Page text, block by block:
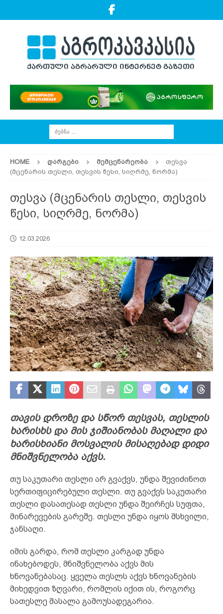
HOME ᲓᲐᲠᲒᲔᲑᲘ ᲛᲔᲛᲪᲔᲜᲐᲠᲔᲝᲑᲐ
თესვა
(მცენარის თესლი, თესვის წესი, სიღრმე, ნორმა)
თესვა (მცენარის თესლი, თესვის
წესი, სიღრმე, ნორმა)
12.03.2026
თავის დროზე და სწორ თესვას, თესლის
ხარისხს და მის ჯიშიანობას მაღალი და
ხარისხიანი მოსვალის მისაღებად დიდი
მნიშვნელობა აქვს.
თუ საკუთარი თესლი არ გვაქვს, უნდა შევიძინოთ
სერთიფიცირებული თესლი. თუ გვაქვს საკუთარი
თესლი დასათესად თესლი უნდა შეირჩეს სუფთა,
მინარევების გარეშე. თესლი უნდა იყოს მსხვილი,
ჯანსაღი.
იმის გარდა, რომ თესლი კარგად უნდა
ინახებოდეს, მნიშვნელობა აქვს მის
ხნოვანებასაც. ყველა თესლს აქვს ხნოვანების
მიხედვით ზღვარი, რომლის იქით ის, როგორც
სათესლე მასალა გამოუსადეგარია.